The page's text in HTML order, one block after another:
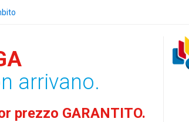
arrivano.
prezzo GARANTITO.